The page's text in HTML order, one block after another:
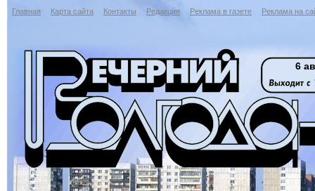
Главная Карта сайта Контакты Редакция Реклама в газете Реклама на
6